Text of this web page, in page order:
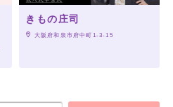
きもの庄司
大阪府和泉市府中町1-3-15